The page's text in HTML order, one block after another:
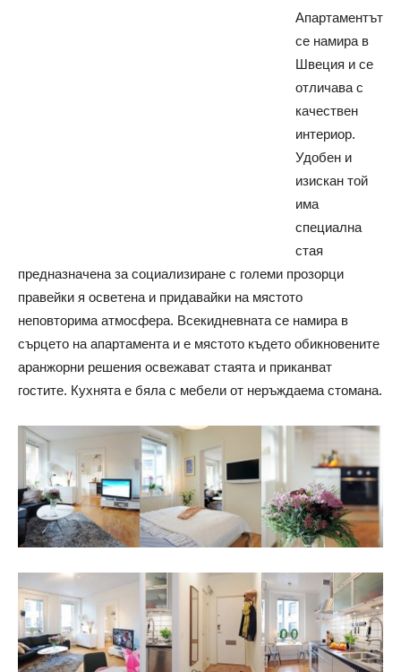
Апартаментът
се намира в
Швеция и се
отличава с
качествен
интериор.
Удобен и
изискан той
има
специална
стая
предназначена за социализиране с големи прозорци
правейки я осветена и придавайки на мястото
неповторима атмосфера. Всекидневната се намира в
сърцето на апартамента и е мястото където обикновените
аранжорни решения освежават стаята и приканват
гостите. Кухнята е бяла с мебели от неръждаема стомана.